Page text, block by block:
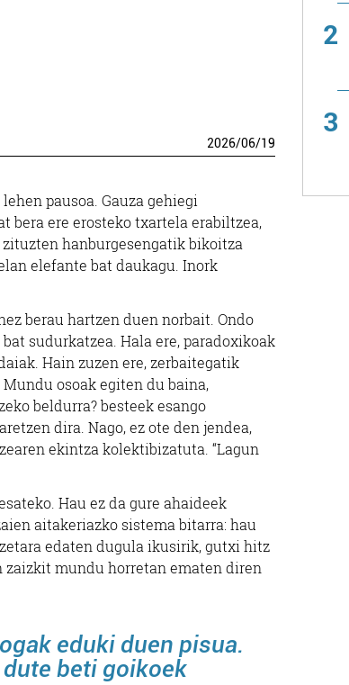
2026/06/19
pausoa. Gauza gehiegi
bera ere erosteko txartela erabiltzea,
hanburgesengatik bikoitza
elefante bat daukagu. Inork
berau hartzen duen norbait. Ondo
sudurkatzea. Hala ere, paradoxikoak
Hain zuzen ere, zerbaitegatik
osoak egiten du baina,
beldurra? besteek esango
dira. Nago, ez ote den jendea,
ekintza kolektibizatuta. “Lagun
Hau ez da gure ahaideek
aitakeriazko sistema bitarra: hau
edaten dugula ikusirik, gutxi hitz
mundu horretan ematen diren
eduki duen pisua.
beti goikoek
2
3